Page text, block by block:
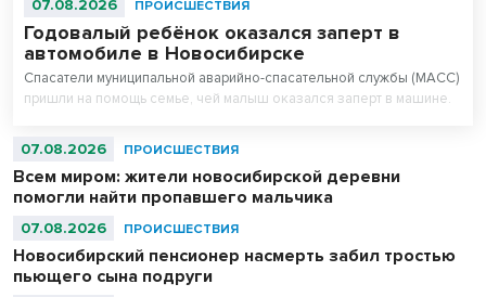
07.08.2026 ПРОИСШЕСТВИЯ
Годовалый ребёнок оказался заперт в
автомобиле в Новосибирске
Спасатели муниципальной аварийно-спасательной службы (МАСС)
пришли на помощь семье, чей малыш оказался заперт в машине.
07.08.2026 ПРОИСШЕСТВИЯ
Всем миром: жители новосибирской деревни
помогли найти пропавшего мальчика
07.08.2026 ПРОИСШЕСТВИЯ
Новосибирский пенсионер насмерть забил тростью
пьющего сына подруги